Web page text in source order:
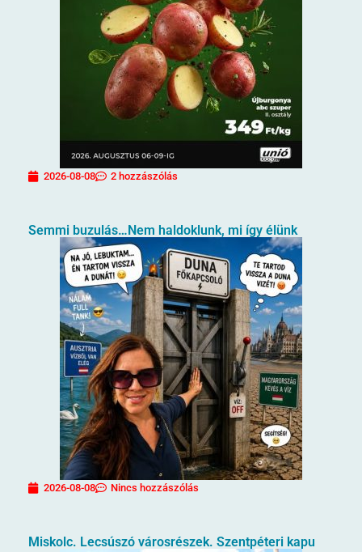
2026-08-08 2 hozzászólás
Semmi buzulás…Nem haldoklunk, mi így élünk
2026-08-08 Nincs hozzászólás
Miskolc. Lecsúszó városrészek. Szentpéteri kapu